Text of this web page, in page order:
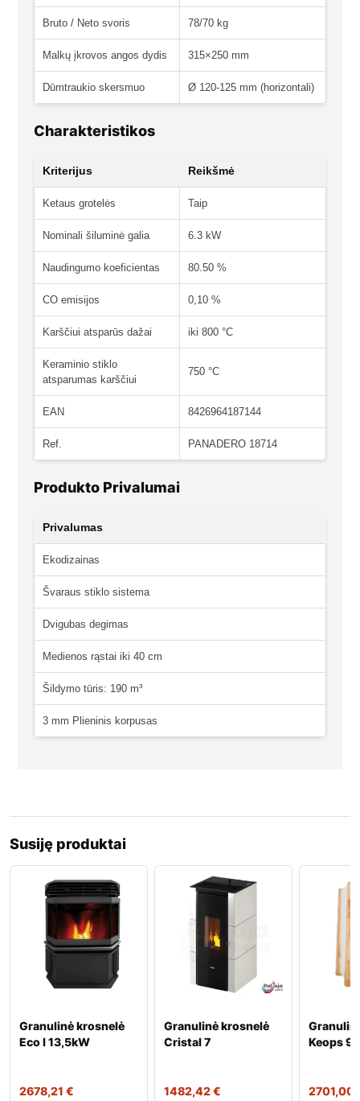
Bruto / Neto svoris 78/70 kg
Malkų įkrovos angos dydis 315×250 mm
Dūmtraukio skersmuo Ø 120-125 mm (horizontali)
Charakteristikos
Kriterijus Reikšmė
Ketaus grotelės Taip
Nominali šiluminė galia 6.3 kW
Naudingumo koeficientas 80.50 %
CO emisijos 0,10 %
Karščiui atsparūs dažai iki 800 °C
Keraminio stiklo
atsparumas karščiui
750 °C
EAN 8426964187144
Ref. PANADERO 18714
Produkto Privalumai
Privalumas
Ekodizainas
Švaraus stiklo sistema
Dvigubas degimas
Medienos rąstai iki 40 cm
Šildymo tūris: 190 m³
3 mm Plieninis korpusas
Susiję produktai
Granulinė krosnelė
Eco I 13,5kW
2678,21 €
Granulinė krosnelė
Cristal 7
1482,42€
Keops
2701,00